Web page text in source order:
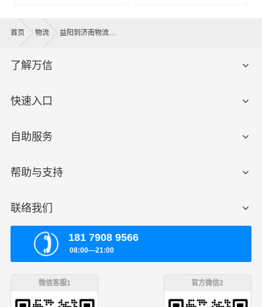
首页 物流 益阳到济南物流公司
了解万信
快速入口
自助服务
帮助与支持
联络我们
181 7908 9566
08:00—21:00
微信客服1 官方微信2